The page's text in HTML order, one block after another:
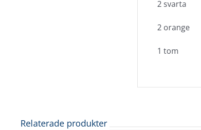
2 svarta
2 orange
1 tom
Relaterade produkter